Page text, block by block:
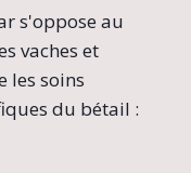
s'oppose au
vaches et
les soins
du bétail :